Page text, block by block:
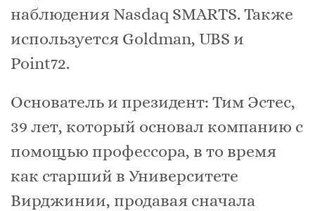
наблюдения Nasdaq SMARTS. Также
используется Goldman, UBS и
Point72.
Основатель и президент: Тим Эстес,
39 лет, который основал компанию с
помощью профессора, в то время
как старший в Университете
Вирджинии, продавая сначала